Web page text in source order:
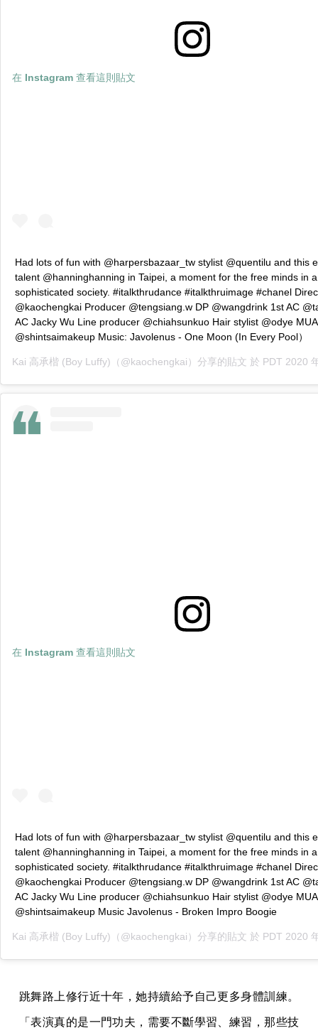
在 Instagram 查看這則貼文
Had lots of fun with @harpersbazaar_tw stylist @quentilu and this
talent @hanninghanning in Taipei, a moment for the free minds in a
sophisticated society. #italkthrudance #italkthruimage #chanel
@kaochengkai Producer @tengsiang.w DP @wangdrink 1st AC
AC Jacky Wu Line producer @chiahsunkuo Hair stylist @odye MUA
@shintsaimakeup Music: Javolenus - One Moon (In Every Pool）
Kai 高承楷 (Boy Luffy) （@kaochengkai）分享的貼文 於 PDT 2020 年 3月
在 Instagram 查看這則貼文
Had lots of fun with @harpersbazaar_tw stylist @quentilu and this
talent @hanninghanning in Taipei, a moment for the free minds in a
sophisticated society. #italkthrudance #italkthruimage #chanel
@kaochengkai Producer @tengsiang.w DP @wangdrink 1st AC
AC Jacky Wu Line producer @chiahsunkuo Hair stylist @odye MUA
@shintsaimakeup Music Javolenus - Broken Impro Boogie
Kai 高承楷 (Boy Luffy) （@kaochengkai）分享的貼文 於 PDT 2020 年 3月
跳舞路上修行近十年，她持續給予自己更多身體訓練。
「表演真的是一門功夫，需要不斷學習、練習，那些技